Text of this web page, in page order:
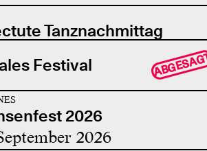
Tanznachmittag
Festival
2026
2026